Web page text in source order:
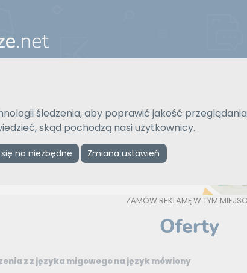
śledzenia, aby poprawić jakość
skąd pochodzą nasi użytkownicy.
na niezbędne Zmiana ustawień
ZAMÓW REKLAMĘ W TYM
Oferty
z z języka migowego na język mówiony